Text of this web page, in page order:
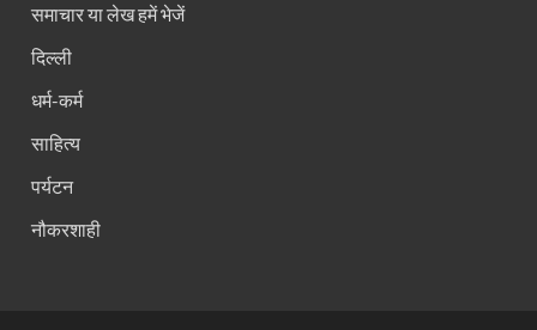
समाचार या लेख हमें भेजें
दिल्ली
धर्म-कर्म
साहित्य
पर्यटन
नौकरशाही